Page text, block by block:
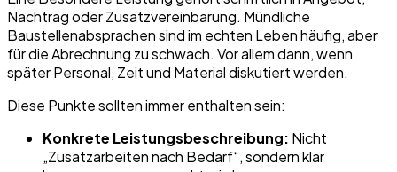
Nachtrag oder Zusatzvereinbarung. Mündliche
Baustellenabsprachen sind im echten Leben häufig, aber
für die Abrechnung zu schwach. Vor allem dann, wenn
später Personal, Zeit und Material diskutiert werden.
Diese Punkte sollten immer enthalten sein:
Konkrete Leistungsbeschreibung: Nicht
„Zusatzarbeiten nach Bedarf“, sondern klar